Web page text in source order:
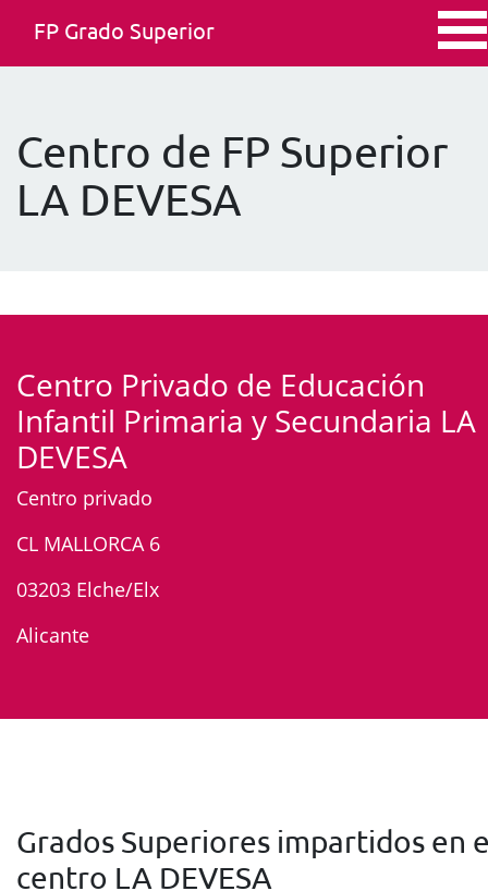
FP Grado Superior
Centro de FP Superior
LA DEVESA
Centro Privado de Educación
Infantil Primaria y Secundaria LA
DEVESA
Centro privado
CL MALLORCA 6
03203 Elche/Elx
Alicante
Grados Superiores impartidos en
centro LA DEVESA